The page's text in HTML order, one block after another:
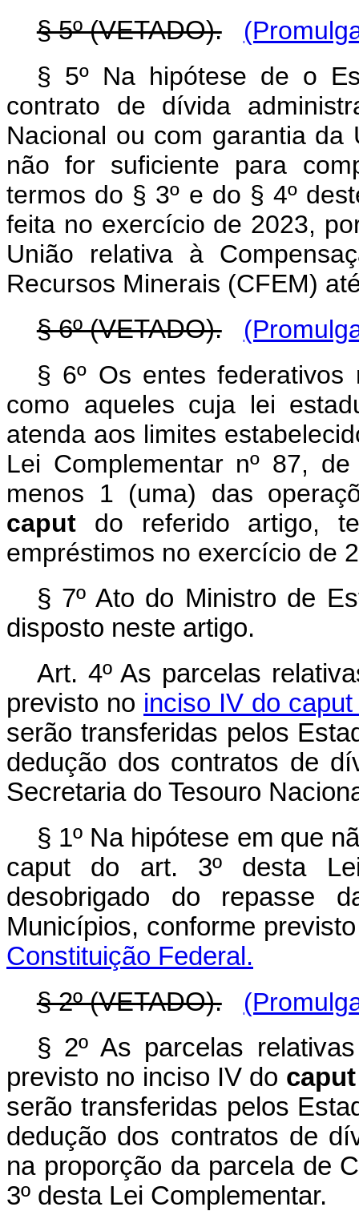
§ 5º (VETADO).
§ 5º Na hipótese de o
contrato de dívida
Nacional ou com garantia
não for suficiente para
termos do § 3º e do § 4º
feita no exercício de 2023,
União relativa à
Recursos Minerais (CFEM)
§ 6º (VETADO).
§ 6º Os entes
como aqueles cuja lei
atenda aos limites
Lei Complementar nº 87,
menos 1 (uma) das
caput do referido artigo,
empréstimos no exercício de
§ 7º Ato do Ministro de
disposto neste artigo.
Art. 4º As parcelas
previsto no inciso IV do caput
serão transferidas pelos
dedução dos contratos de
Secretaria do Tesouro
§ 1º Na hipótese em que
caput do art. 3º desta
desobrigado do repasse
Municípios, conforme
Constituição Federal.
§ 2º (VETADO).
§ 2º As parcelas
previsto no inciso IV do caput
serão transferidas pelos
dedução dos contratos de
na proporção da parcela de
3º desta Lei Complementar.